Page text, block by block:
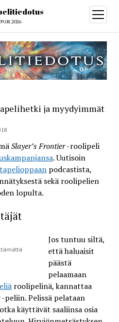
open
menu
ja myydyimmät
Slayer’s Frontier-roolipeli
. Uutisoin
podcastista,
sekä roolipelien
lopulta.
Jos tuntuu siltä,
että haluaisit
päästä
pelaamaan
roolipelinä, kannattaa
-peliin. Pelissä pelataan
käyttävät saaliinsa osia